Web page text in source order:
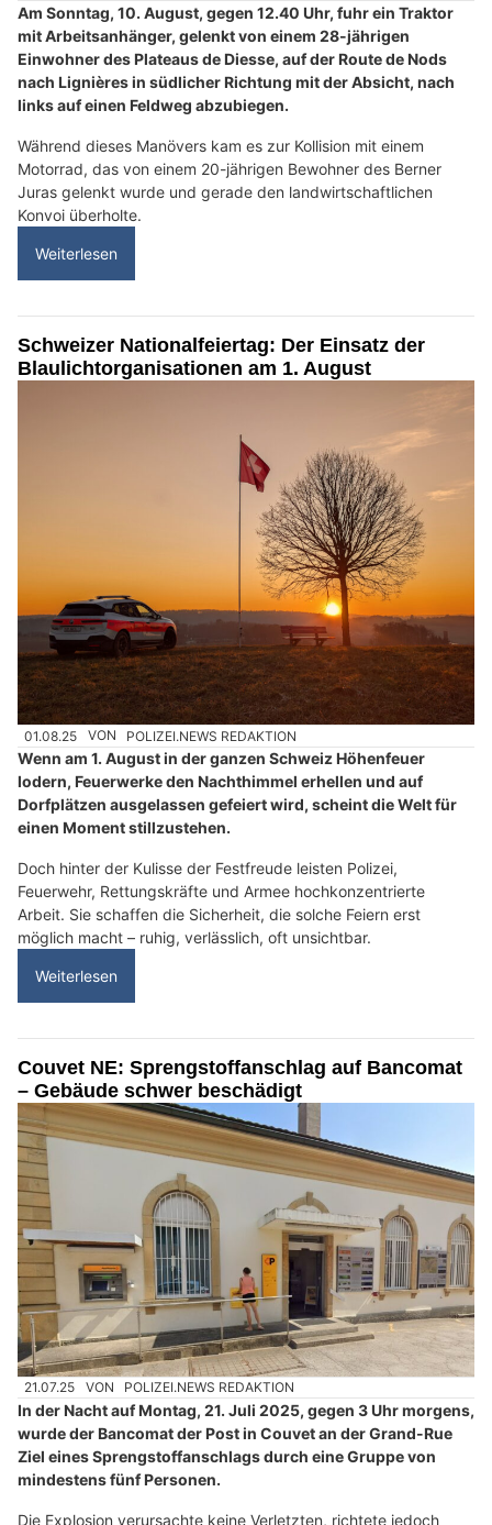
Am Sonntag, 10. August, gegen 12.40 Uhr, fuhr ein Traktor
mit Arbeitsanhänger, gelenkt von einem 28-jährigen
Einwohner des Plateaus de Diesse, auf der Route de Nods
nach Lignières in südlicher Richtung mit der Absicht, nach
links auf einen Feldweg abzubiegen.
Während dieses Manövers kam es zur Kollision mit einem
Motorrad, das von einem 20-jährigen Bewohner des Berner
Juras gelenkt wurde und gerade den landwirtschaftlichen
Konvoi überholte.
Weiterlesen
Schweizer Nationalfeiertag: Der Einsatz der
Blaulichtorganisationen am 1. August
01.08.25 VON POLIZEI.NEWS REDAKTION
Wenn am 1. August in der ganzen Schweiz Höhenfeuer
lodern, Feuerwerke den Nachthimmel erhellen und auf
Dorfplätzen ausgelassen gefeiert wird, scheint die Welt für
einen Moment stillzustehen.
Doch hinter der Kulisse der Festfreude leisten Polizei,
Feuerwehr, Rettungskräfte und Armee hochkonzentrierte
Arbeit. Sie schaffen die Sicherheit, die solche Feiern erst
möglich macht – ruhig, verlässlich, oft unsichtbar.
Weiterlesen
Couvet NE: Sprengstoffanschlag auf Bancomat
– Gebäude schwer beschädigt
21.07.25 VON POLIZEI.NEWS REDAKTION
In der Nacht auf Montag, 21. Juli 2025, gegen 3 Uhr morgens,
wurde der Bancomat der Post in Couvet an der Grand-Rue
Ziel eines Sprengstoffanschlags durch eine Gruppe von
mindestens fünf Personen.
Die Explosion verursachte keine Verletzten, richtete jedoch